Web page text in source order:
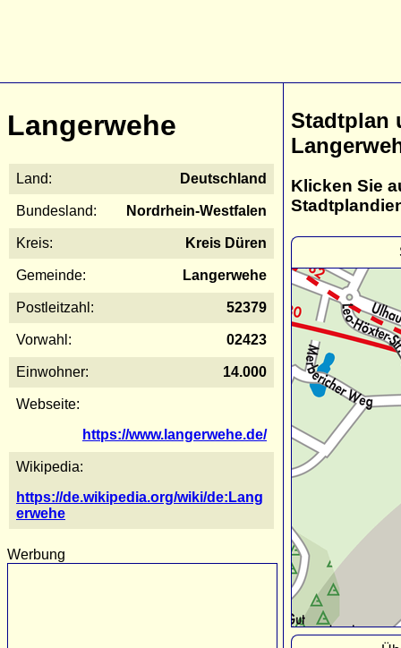
Langerwehe
Land: Deutschland
Bundesland: Nordrhein-Westfalen
Kreis: Kreis Düren
Gemeinde: Langerwehe
Postleitzahl: 52379
Vorwahl: 02423
Einwohner: 14.000
Webseite:
https://www.langerwehe.de/
Wikipedia:
https://de.wikipedia.org/wiki/de:Lang
erwehe
Werbung
Stadtplan
Klicken Sie